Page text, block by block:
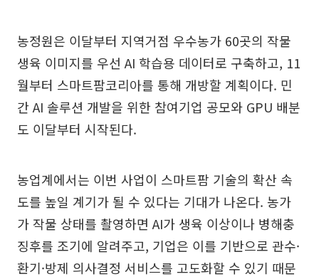
농정원은 이달부터 지역거점 우수농가 60곳의 작물
생육 이미지를 우선 AI 학습용 데이터로 구축하고, 11
월부터 스마트팜코리아를 통해 개방할 계획이다. 민
간 AI 솔루션 개발을 위한 참여기업 공모와 GPU 배분
도 이달부터 시작된다.
농업계에서는 이번 사업이 스마트팜 기술의 확산 속
도를 높일 계기가 될 수 있다는 기대가 나온다. 농가
가 작물 상태를 촬영하면 AI가 생육 이상이나 병해충
징후를 조기에 알려주고, 기업은 이를 기반으로 관수·
환기·방제 의사결정 서비스를 고도화할 수 있기 때문